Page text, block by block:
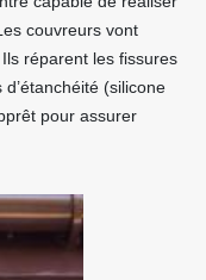
couvreurs vont
réparent les fissures
(silicone
pour assurer